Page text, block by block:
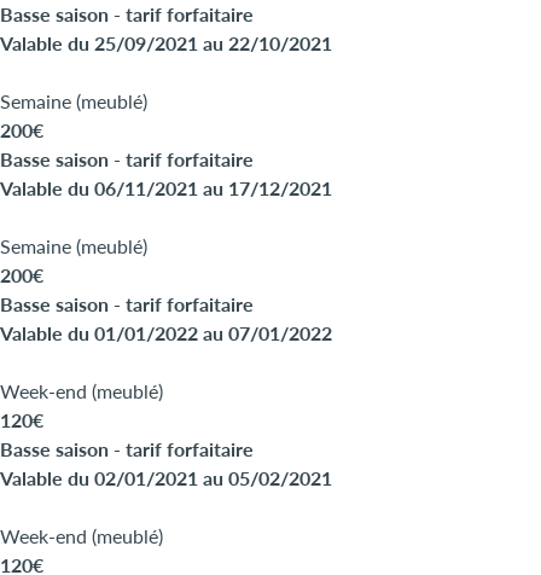
Basse saison - tarif forfaitaire
Valable du 25/09/2021 au 22/10/2021
Semaine (meublé)
200€
Basse saison - tarif forfaitaire
Valable du 06/11/2021 au 17/12/2021
Semaine (meublé)
200€
Basse saison - tarif forfaitaire
Valable du 01/01/2022 au 07/01/2022
Week-end (meublé)
120€
Basse saison - tarif forfaitaire
Valable du 02/01/2021 au 05/02/2021
Week-end (meublé)
120€